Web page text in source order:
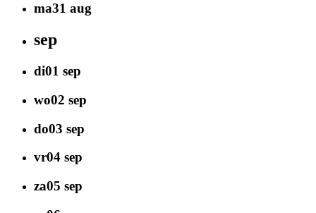
ma31 aug
sep
di01 sep
wo02 sep
do03 sep
vr04 sep
za05 sep